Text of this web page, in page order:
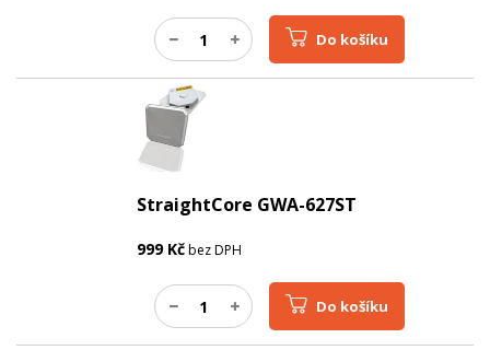
Do košíku
StraightCore GWA-627ST
999Kčbez DPH
Do košíku